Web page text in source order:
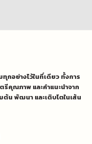
อย่างไว้ในที่เดียว ทั้งการ
คุณภาพ และคำแนะนำจาก
น พัฒนา และเติบโตในเส้น